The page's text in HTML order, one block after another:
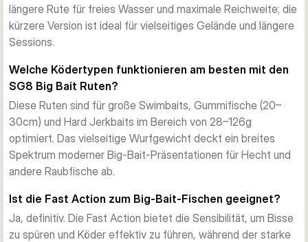
richtige Balance zwischen Wurfweite und Kontrolle.
Hochwertige Verarbeitung
Hergestellt aus japanischem Torayca-Carbon mit der
schnelle Erholung mit Reset Accelerator Technology für
reaktionsschnelles Werfen. Mit hochwertigen Fuji SiC-Ringen
und Fuji-Rollenhalter ausgestattet, bietet die SG8 Big Bait
die Haltbarkeit und Zuverlässigkeit, die man von Savage
Gear erwartet.
längere Rute für freies Wasser und maximale Reichweite; die
kürzere Version ist ideal für vielseitiges Gelände und längere
Sessions.
Welche Ködertypen funktionieren am besten mit den
SG8 Big Bait Ruten?
Diese Ruten sind für große Swimbaits, Gummifische (20–
30cm) und Hard Jerkbaits im Bereich von 28–126g
optimiert. Das vielseitige Wurfgewicht deckt ein breites
Spektrum moderner Big-Bait-Präsentationen für Hecht und
andere Raubfische ab.
Ist die Fast Action zum Big-Bait-Fischen geeignet?
Ja, definitiv. Die Fast Action bietet die Sensibilität, um Bisse
zu spüren und Köder effektiv zu führen, während der starke